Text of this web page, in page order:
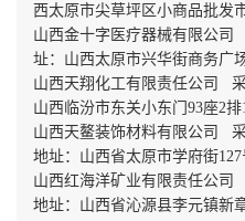
西太原市尖草坪区小商品批发
山西金十字医疗器械有限公
址：山西太原市兴华街商务广
山西天翔化工有限责任公司
山西临汾市东关小东门93座2排
山西天鳌装饰材料有限公司
地址：山西省太原市学府街127
山西红海洋矿业有限责任公
地址：山西省沁源县李元镇新